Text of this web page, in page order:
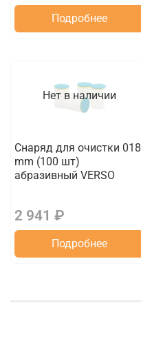
Подробнее
Нет в наличии
Снаряд для очистки 018
mm (100 шт)
абразивный VERSO
2 941 ₽
Подробнее